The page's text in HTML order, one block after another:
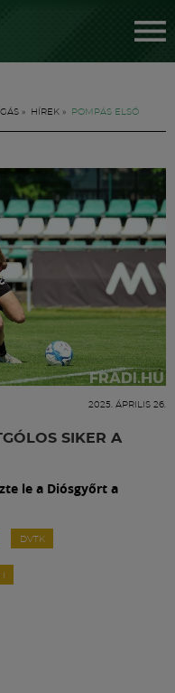
» HÍREK »
POMPÁS ELSŐ
2025. ÁPRILIS 26.
SIKER A
le a Diósgyőrt a
DVTK